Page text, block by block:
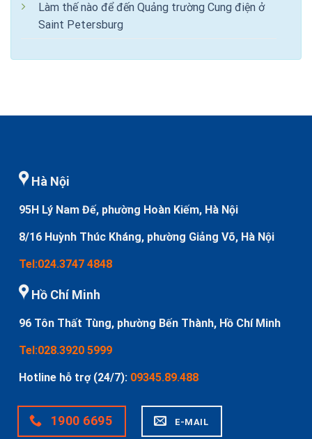
Làm thế nào để đến Quảng trường Cung điện ở
Saint Petersburg
Hà Nội
95H Lý Nam Đế, phường Hoàn Kiếm, Hà Nội
8/16 Huỳnh Thúc Kháng, phường Giảng Võ, Hà Nội
Tel:024.3747 4848
Hồ Chí Minh
96 Tôn Thất Tùng, phường Bến Thành, Hồ Chí Minh
Tel:028.3920 5999
Hotline hỗ trợ (24/7): 09345.89.488
1900 6695 E-MAIL